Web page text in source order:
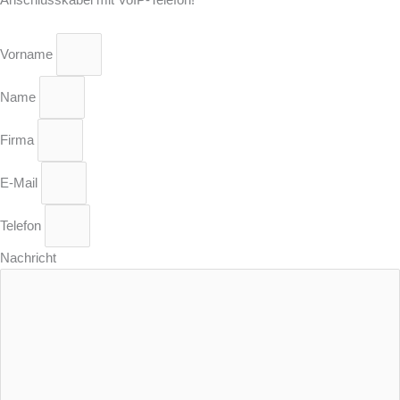
Vorname
Name
Firma
E-Mail
Telefon
Nachricht